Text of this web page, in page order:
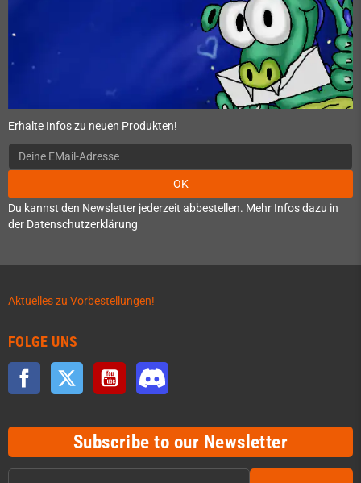
Erhalte Infos zu neuen Produkten!
OK
Du kannst den Newsletter jederzeit abbestellen. Mehr Infos dazu in
der Datenschutzerklärung
Aktuelles zu Vorbestellungen!
FOLGE UNS
Facebook Twitter YouTube
Subscribe to our Newsletter